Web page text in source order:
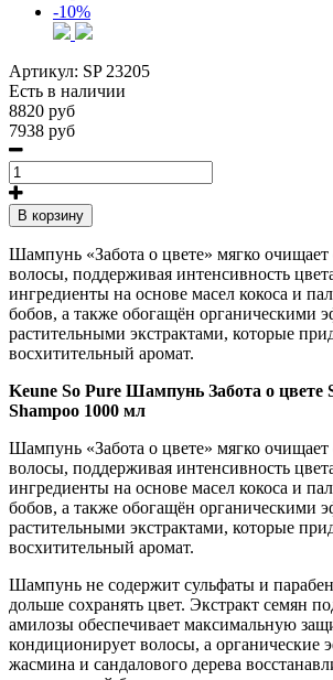
-10%
Артикул: SP 23205
Есть в наличии
8820 руб
7938 руб
В корзину
Шампунь «Забота о цвете» мягко
волосы, поддерживая интенсивность
ингредиенты на основе масел кокоса и
бобов, а также обогащён органическими
растительными экстрактами, которые
восхитительный аромат.
Keune So Pure Шампунь Забота о цвете
Shampoo 1000 мл
Шампунь «Забота о цвете» мягко
волосы, поддерживая интенсивность
ингредиенты на основе масел кокоса и
бобов, а также обогащён органическими
растительными экстрактами, которые
восхитительный аромат.
Шампунь не содержит сульфаты и
дольше сохранять цвет. Экстракт семян
амилозы обеспечивает максимальную
кондиционирует волосы, а органические
жасмина и сандалового дерева